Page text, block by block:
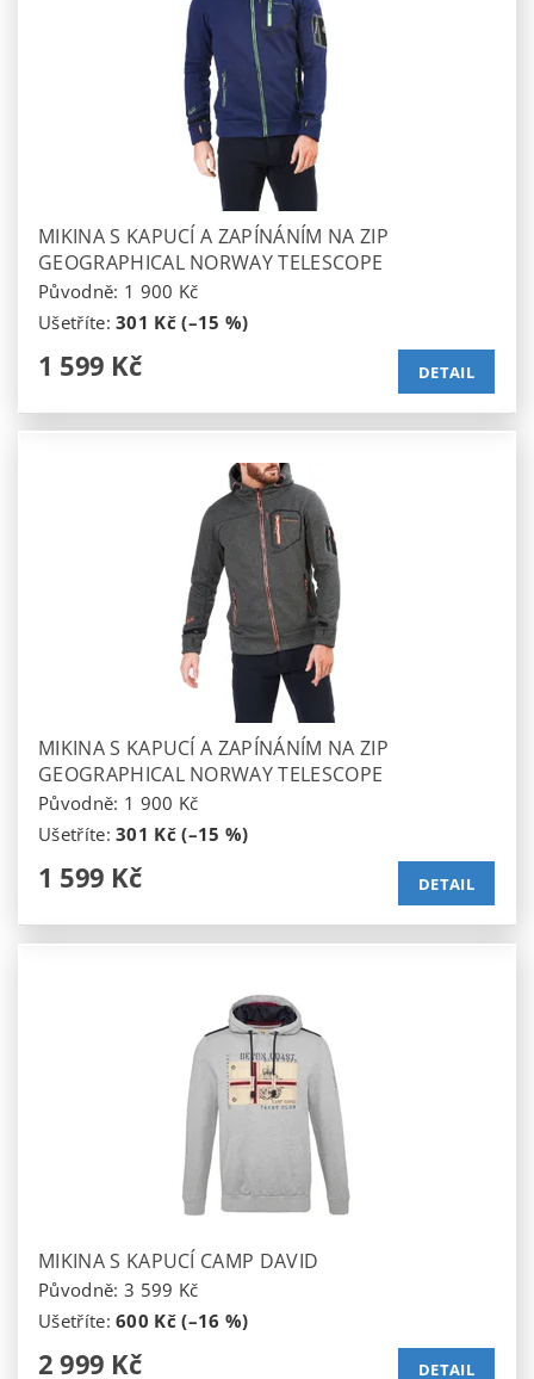
MIKINA S KAPUCÍ A ZAPÍNÁNÍM NA ZIP
GEOGRAPHICAL NORWAY TELESCOPE
Původně: 1 900 Kč
Ušetříte:301 Kč (–15 %)
1 599 Kč DETAIL
MIKINA S KAPUCÍ A ZAPÍNÁNÍM NA ZIP
GEOGRAPHICAL NORWAY TELESCOPE
Původně: 1 900 Kč
Ušetříte:301 Kč (–15 %)
1 599 Kč DETAIL
MIKINA S KAPUCÍ CAMP DAVID
Původně: 3 599 Kč
Ušetříte:600 Kč (–16 %)
2 999 Kč DETAIL